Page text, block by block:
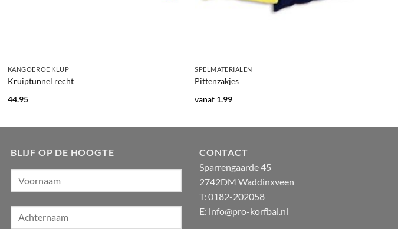
KANGOEROE KLUP
Kruiptunnel recht
44.95
SPELMATERIALEN
Pittenzakjes
vanaf 1.99
BLIJF OP DE HOOGTE
CONTACT
Sparrengaarde 45
2742DM Waddinxveen
T: 0182-202058
E: info@pro-korfbal.nl